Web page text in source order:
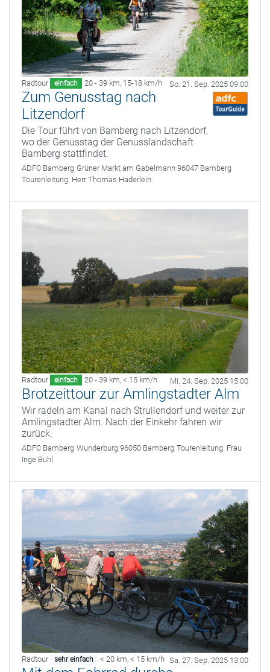
Radtour einfach 20 - 39 km, 15-18 km/h So. 21. Sep. 2025 09:00
Zum Genusstag nach
Litzendorf
Die Tour führt von Bamberg nach Litzendorf,
wo der Genusstag der Genusslandschaft
Bamberg stattfindet.
ADFC Bamberg Grüner Markt am Gabelmann 96047 Bamberg
Tourenleitung: Herr Thomas Haderlein
Radtour einfach 20 - 39 km, < 15 km/h Mi. 24. Sep. 2025 15:00
Brotzeittour zur Amlingstadter Alm
Wir radeln am Kanal nach Strullendorf und weiter zur
Amlingstadter Alm. Nach der Einkehr fahren wir
zurück.
ADFC Bamberg Wunderburg 96050 Bamberg Tourenleitung: Frau
Inge Buhl
Radtour sehr einfach < 20 km, < 15 km/h Sa. 27. Sep. 2025 13:00